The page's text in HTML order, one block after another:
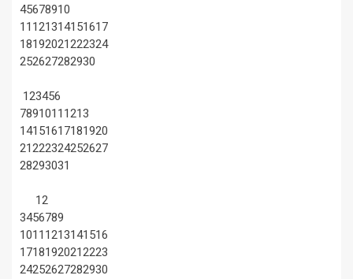
45678910
11 121314151617
18192021222324
252627282930
123456
7891011 1213
14151617181920
21222324252627
28293031
12
3456789
1011 1213141516
17181920212223
24252627282930